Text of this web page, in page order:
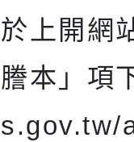
於上開網
謄本」項
s.gov.tw/